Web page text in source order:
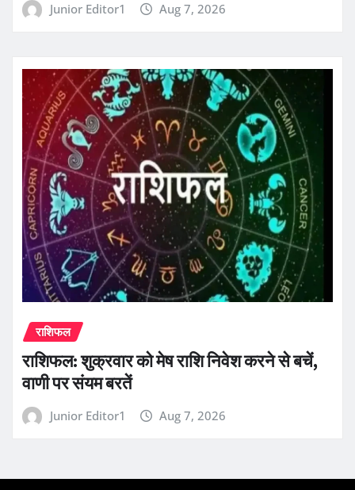
Junior Editor1 Aug 7, 2026
राशिफल
राशिफल: शुक्रवार को मेष राशि निवेश करने से बचें,
वाणी पर संयम बरतें
Junior Editor1 Aug 7, 2026